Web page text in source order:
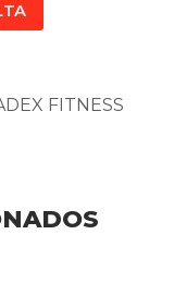
FITNESS